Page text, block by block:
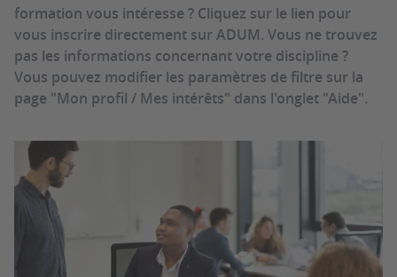
formation vous intéresse ? Cliquez sur le lien pour
vous inscrire directement sur ADUM. Vous ne trouvez
pas les informations concernant votre discipline ?
Vous pouvez modifier les paramètres de filtre sur la
page "Mon profil / Mes intérêts" dans l'onglet "Aide".